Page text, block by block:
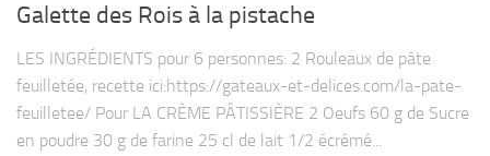
Galette des Rois à la pistache
LES INGRÉDIENTS pour 6 personnes: 2 Rouleaux de pâte
feuilletée, recette ici:https://gateaux-et-delices.com/la-pate-
feuilletee/ Pour LA CRÈME PÂTISSIÈRE 2 Oeufs 60 g de Sucre
en poudre 30 g de farine 25 cl de lait 1/2 écrémé...